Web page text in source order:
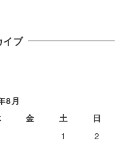
イブ
8月
金 土
日
1
2